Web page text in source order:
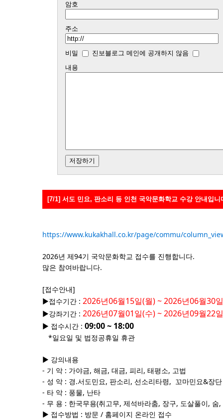
암호
주소
비밀
진보블로그 메인에 공개하지 않음
내용
[7/1] 서도 민요, 판소리 등 인천 국악문화학교 수강 안내입니
https://www.kukakhall.co.kr/page/commu/
2026년 제94기 국악문화학교 접수를 진행합니다.
많은 참여바랍니다.
[접수안내]
▶접수기간 : 2026년06월15일(월) ~ 2026년06월30
▶강좌기간 : 2026년07월01일(수) ~ 2026년09월22
▶ 접수시간 : 09:00 ~ 18:00
*일요일 및 법정공휴일 휴관
▶ 강의내용
- 기 악 : 가야금, 해금, 대금, 피리, 태평소, 고법
- 성 악 : 경.서도민요, 판소리, 선소리타령, 꼬마민요&장단
- 타 악 : 풍물, 난타
- 무 용 : 한국무용(취고무, 제석바라춤, 장구, 도살풀이, 숨,
▶ 접수방법 : 방문 / 홈페이지 온라인 접수